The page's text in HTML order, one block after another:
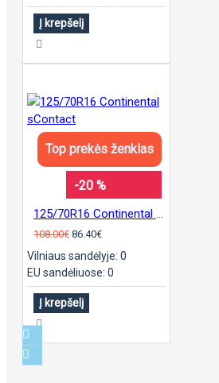
Į krepšelį
Top prekės ženklas
-20 %
108.00€ 86.40€
Vilniaus sandėlyje: 0
EU sandėliuose: 0
Į krepšelį